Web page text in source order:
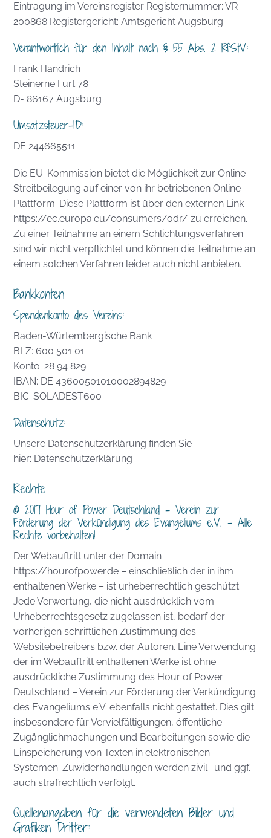
Eintragung im Vereinsregister Registernummer: VR
200868 Registergericht: Amtsgericht Augsburg
Verantwortlich für den Inhalt nach § 55 Abs. 2 RfStV:
Frank Handrich
Steinerne Furt 78
D- 86167 Augsburg
Umsatzsteuer-ID:
DE 244665511
Die EU-Kommission bietet die Möglichkeit zur Online-
Streitbeilegung auf einer von ihr betriebenen Online-
Plattform. Diese Plattform ist über den externen Link
https://ec.europa.eu/consumers/odr/ zu erreichen.
Zu einer Teilnahme an einem Schlichtungsverfahren
sind wir nicht verpflichtet und können die Teilnahme an
einem solchen Verfahren leider auch nicht anbieten.
Bankkonten
Spendenkonto des Vereins:
Baden-Würtembergische Bank
BLZ: 600 501 01
Konto: 28 94 829
IBAN: DE 43600501010002894829
BIC: SOLADEST600
Datenschutz:
Unsere Datenschutzerklärung finden Sie
hier: Datenschutzerklärung
Rechte
© 2017 Hour of Power Deutschland – Verein zur
Förderung der Verkündigung des Evangeliums e.V. – Alle
Rechte vorbehalten!
Der Webauftritt unter der Domain
https://hourofpower.de – einschließlich der in ihm
enthaltenen Werke – ist urheberrechtlich geschützt.
Jede Verwertung, die nicht ausdrücklich vom
Urheberrechtsgesetz zugelassen ist, bedarf der
vorherigen schriftlichen Zustimmung des
Websitebetreibers bzw. der Autoren. Eine Verwendung
der im Webauftritt enthaltenen Werke ist ohne
ausdrückliche Zustimmung des Hour of Power
Deutschland – Verein zur Förderung der Verkündigung
des Evangeliums e.V. ebenfalls nicht gestattet. Dies gilt
insbesondere für Vervielfältigungen, öffentliche
Zugänglichmachungen und Bearbeitungen sowie die
Einspeicherung von Texten in elektronischen
Systemen. Zuwiderhandlungen werden zivil- und ggf.
auch strafrechtlich verfolgt.
Quellenangaben für die verwendeten Bilder und
Grafiken Dritter: